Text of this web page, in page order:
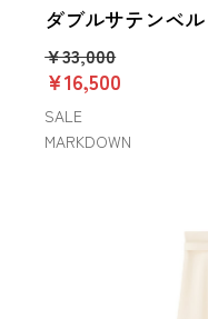
ダブルサテンベ
￥33,000
￥16,500
SALE
MARKDOWN